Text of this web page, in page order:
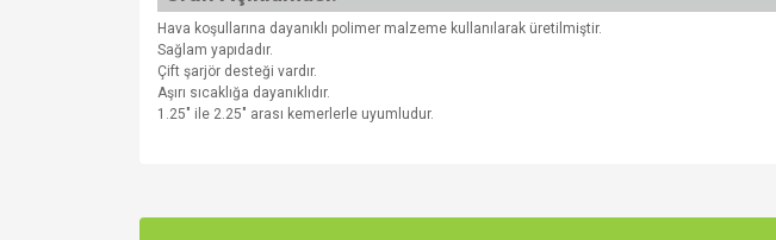
Hava koşullarına dayanıklı polimer malzeme kullanılarak üretilmiştir.
Sağlam yapıdadır.
Çift şarjör desteği vardır.
Aşırı sıcaklığa dayanıklıdır.
1.25" ile 2.25" arası kemerlerle uyumludur.